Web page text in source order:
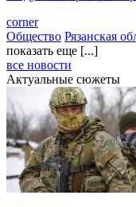
corner
Общество Рязанская
показать еще [...]
все новости
Актуальные сюжеты